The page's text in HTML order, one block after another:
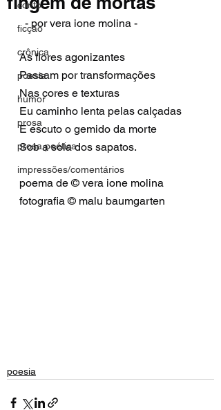
conto
ficção
crônica
poesia
humor
prosa
prosa poética
impressões/comentários
  - por vera ione molina -
As flores agonizantes
Passam por transformações
Nas cores e texturas
Eu caminho lenta pelas calçadas
E escuto o gemido da morte
Sob a sola dos sapatos.
poema de © vera ione molina
fotografia © malu baumgarten
poesia